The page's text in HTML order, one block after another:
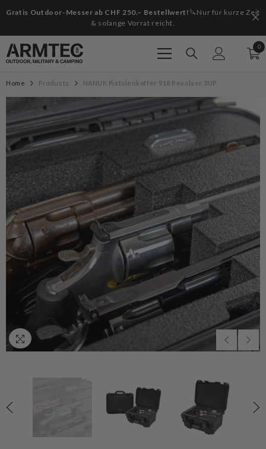
Gratis Outdoor-Messer ab CHF 250.– Bestellwert! 🔪Nur für kurze Zeit
& solange Vorrat reicht.
00
Home Products NANUK Pistolenkoffer 918 Revolver 3UP